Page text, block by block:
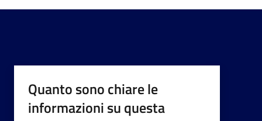
Quanto sono chiare le
informazioni su questa